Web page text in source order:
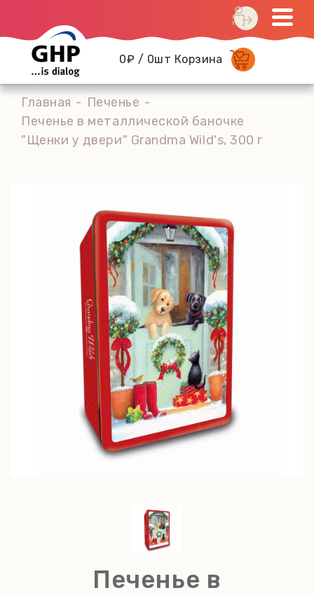
0₽ / 0шт Корзина
Главная
Печенье
Печенье в металлической баночке
"Щенки у двери" Grandma Wild's, 300 г
Печенье в